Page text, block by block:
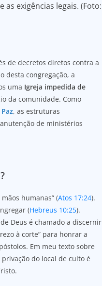
e as exigências legais. (Foto:
de decretos diretos contra a
desta congregação, a
uma Igreja impedida de
da comunidade. Como
, as estruturas
de ministérios
humanas” (Atos 17:24).
(Hebreus 10:25).
Deus é chamado a discernir
à corte” para honrar a
Em meu texto sobre
do local de culto é